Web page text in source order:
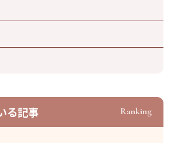
る記事 Ranking